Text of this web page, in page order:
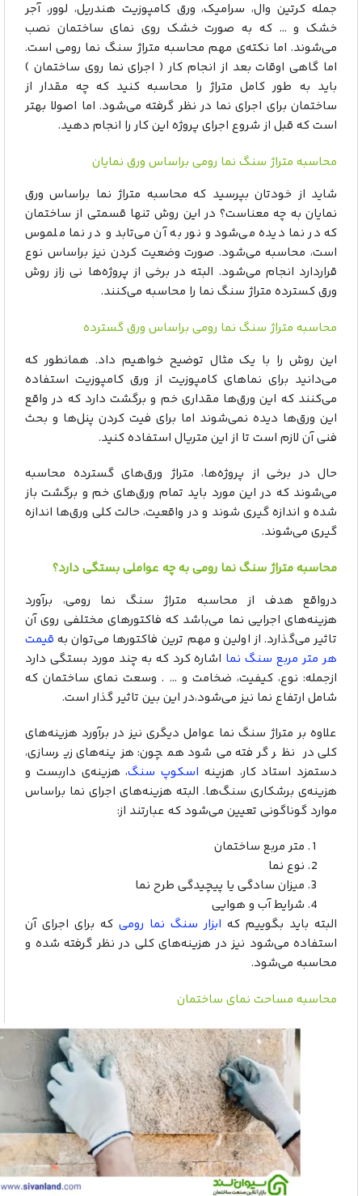
جمله کرتین وال، سرامیک، ورق کامپوزیت هندریل، لوور، آجر
خشک و … که به صورت خشک روی نمای ساختمان نصب
می‌شوند. اما نکته‌ی مهم محاسبه متراژ سنگ نما رومی است.
اما گاهی اوقات بعد از انجام کار ( اجرای نما روی ساختمان )
باید به طور کامل متراژ را محاسبه کنید که چه مقدار از
ساختمان برای اجرای نما در نظر گرفته می‌شود. اما اصولا بهتر
است که قبل از شروع اجرای پروژه این کار را انجام دهید.
محاسبه متراژ سنگ نما رومی براساس ورق نمایان
شاید از خودتان بپرسید که محاسبه متراژ نما براساس ورق
نمایان به چه معناست؟ در این روش تنها قسمتی از ساختمان
که در نما دیده می‌شود و نور به آن می‌تابد و در نما ملموس
است، محاسبه می‌شود. صورت وضعیت کردن نیز براساس نوع
قراردارد انجام می‌شود. البته در برخی از پروژه‌ها نی زاز روش
ورق کسترده متراژ سنگ نما را محاسبه می‌کنند.
محاسبه متراژ سنگ نما رومی براساس ورق گسترده
این روش را با یک مثال توضیح خواهیم داد. همانطور که
می‌دانید برای نماهای کامپوزیت از ورق کامپوزیت استفاده
می‌کنند که این ورق‌ها مقداری خم و برگشت دارد که در واقع
این ورق‌ها دیده نمی‌شوند اما برای فیت کردن پنل‌ها و بحث
فنی آن لازم است تا از این متریال استفاده کنید.
حال در برخی از پروژه‌ها، متراژ ورق‌های گسترده محاسبه
می‌شوند که در این مورد باید تمام ورق‌های خم و برگشت باز
شده و اندازه گیری شوند و در واقعیت، حالت کلی ورق‌ها اندازه
گیری می‌شوند.
محاسبه متراژ سنگ نما رومی به چه عواملی بستگی دارد؟
درواقع هدف از محاسبه متراژ سنگ نما رومی، برآورد
هزینه‌های اجرایی نما می‌باشد که فاکتورهای مختلفی روی آن
تاثیر می‌گذارد. از اولین و مهم ترین فاکتورها می‌توان بهقیمت
هر متر مربع سنگ نمااشاره کرد که به چند مورد بستگی دارد
ازجمله: نوع، کیفیت، ضخامت و … . وسعت نمای ساختمان که
شامل ارتفاع نما نیز می‌شود،در این بین تاثیر گذار است.
علاوه بر متراژ سنگ نما عوامل دیگری نیز در برآورد هزینه‌های
کلی در نظر گرفته می‌شود همچون: هزینه‌های زیرسازی،
دستمزد استاد کار، هزینهاسکوپ سنگ، هزینه‌ی داربست و
هزینه‌ی برشکاری سنگ‌ها. البته هزینه‌های اجرای نما براساس
موارد گوناگونی تعیین می‌شود که عبارتند از:
متر مربع ساختمان
نوع نما
میزان سادگی یا پیچیدگی طرح نما
شرایط آب و هوایی
البته باید بگوییم کهابزار سنگ نما رومیکه برای اجرای آن
استفاده می‌شود نیز در هزینه‌های کلی در نظر گرفته شده و
محاسبه می‌شود.
محاسبه مساحت نمای ساختمان